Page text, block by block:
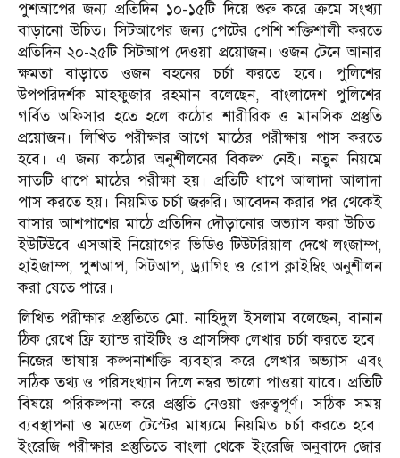
পুশআপের জন্য প্রতিদিন ১০-১৫টি দিয়ে শুরু করে ক্রমে সংখ্যা
বাড়ানো উচিত। সিটআপের জন্য পেটের পেশি শক্তিশালী করতে
প্রতিদিন ২০-২৫টি সিটআপ দেওয়া প্রয়োজন। ওজন টেনে আনার
ক্ষমতা বাড়াতে ওজন বহনের চর্চা করতে হবে। পুলিশের
উপপরিদর্শক মাহফুজার রহমান বলেছেন, বাংলাদেশ পুলিশের
গর্বিত অফিসার হতে হলে কঠোর শারীরিক ও মানসিক প্রস্তুতি
প্রয়োজন। লিখিত পরীক্ষার আগে মাঠের পরীক্ষায় পাস করতে
হবে। এ জন্য কঠোর অনুশীলনের বিকল্প নেই। নতুন নিয়মে
সাতটি ধাপে মাঠের পরীক্ষা হয়। প্রতিটি ধাপে আলাদা আলাদা
পাস করতে হয়। নিয়মিত চর্চা জরুরি। আবেদন করার পর থেকেই
বাসার আশপাশের মাঠে প্রতিদিন দৌড়ানোর অভ্যাস করা উচিত।
ইউটিউবে এসআই নিয়োগের ভিডিও টিউটরিয়াল দেখে লংজাম্প,
হাইজাম্প, পুশআপ, সিটআপ, ড্র্যাগিং ও রোপ ক্লাইম্বিং অনুশীলন
করা যেতে পারে।
লিখিত পরীক্ষার প্রস্তুতিতে মো. নাহিদুল ইসলাম বলেছেন, বানান
ঠিক রেখে ফ্রি হ্যান্ড রাইটিং ও প্রাসঙ্গিক লেখার চর্চা করতে হবে।
নিজের ভাষায় কল্পনাশক্তি ব্যবহার করে লেখার অভ্যাস এবং
সঠিক তথ্য ও পরিসংখ্যান দিলে নম্বর ভালো পাওয়া যাবে। প্রতিটি
বিষয়ে পরিকল্পনা করে প্রস্তুতি নেওয়া গুরুত্বপূর্ণ। সঠিক সময়
ব্যবস্থাপনা ও মডেল টেস্টের মাধ্যমে নিয়মিত চর্চা করতে হবে।
ইংরেজি পরীক্ষার প্রস্তুতিতে বাংলা থেকে ইংরেজি অনুবাদে জোর